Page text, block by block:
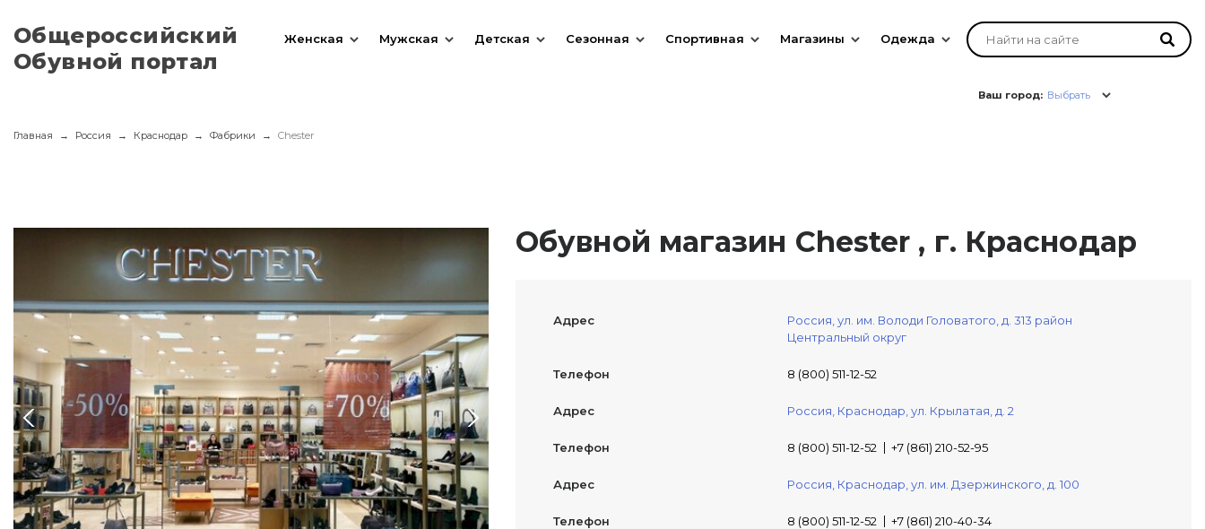
Общероссийский
Обувной портал
Женская Мужская Детская Сезонная Спортивная Магазины Одежда
Ваш город: Выбрать
Главная Россия Краснодар Фабрики Chester
Обувной магазин Chester , г. Краснодар
Адрес Россия, ул. им. Володи Головатого, д. 313 район
Центральный округ
Телефон 8 (800) 511-12-52
Адрес Россия, Краснодар, ул. Крылатая, д. 2
Телефон 8 (800) 511-12-52 +7 (861) 210-52-95
Адрес Россия, Краснодар, ул. им. Дзержинского, д. 100
Телефон 8 (800) 511-12-52 +7 (861) 210-40-34